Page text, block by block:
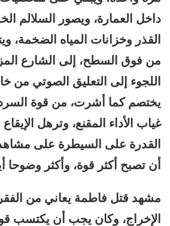
داخل العمارة، ويصور السلالم
القذر وخزانات المياه الضخمة،
من فوق السطح، إلى الشارع
اللجوء إلى التعليق الصوتي من
يختصم كما أشرت، من قوة
غياب الأداء المقنع، وترهل
القدرة على السيطرة على
أن تصبح أكثر قوة، وأكثر وضوحا
مشهد قتل فاطمة يعاني من
الإخراج، وكان يجب أن يكتسب